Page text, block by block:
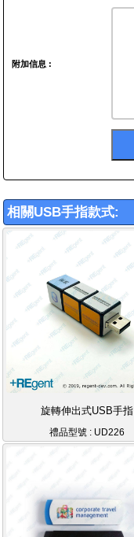
附加信息 :
相關USB手指款式:
旋轉伸出式USB手指
禮品型號 : UD226